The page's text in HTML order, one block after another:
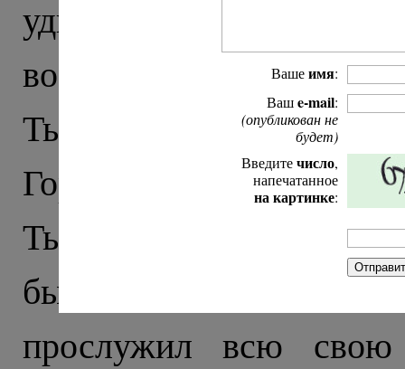
удивляет стрельба
военные с автоматами,
Тырныауза встречает
Город строили в
Тырныаузе храм
бывшей
прослужил всю свою
Вашеимя:
Вашe-mail:
(опубликован не
будет)
Введитечисло,
напечатанное
на картинке: